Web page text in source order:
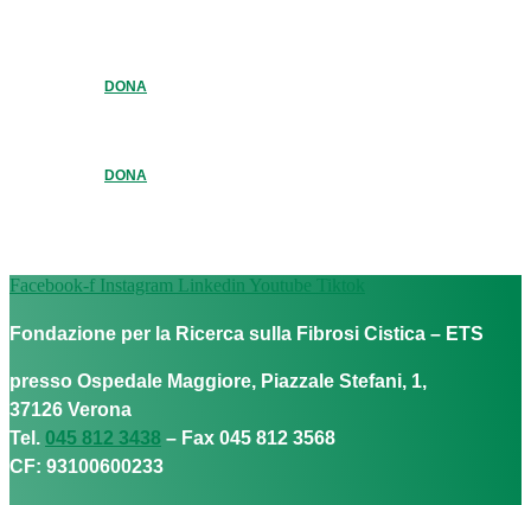
DONA
DONA
Facebook-f Instagram Linkedin Youtube Tiktok
Fondazione per la Ricerca sulla Fibrosi Cistica – ETS
presso Ospedale Maggiore, Piazzale Stefani, 1,
37126 Verona
Tel. 045 812 3438 – Fax 045 812 3568
CF: 93100600233